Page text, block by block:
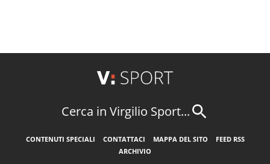
Cerca in Virgilio Sport...
CONTENUTI SPECIALI CONTATTACI MAPPA DEL SITO
FEED RSS
ARCHIVIO